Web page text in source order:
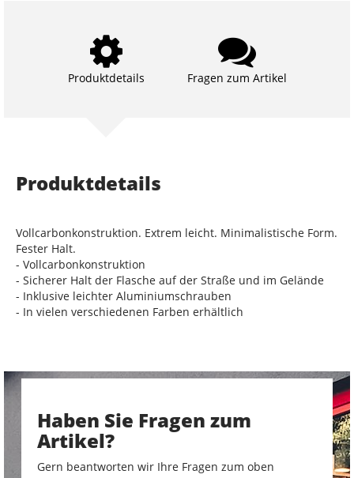
Produktdetails Fragen zum Artikel
Produktdetails
Vollcarbonkonstruktion. Extrem leicht. Minimalistische Form.
Fester Halt.
- Vollcarbonkonstruktion
- Sicherer Halt der Flasche auf der Straße und im Gelände
- Inklusive leichter Aluminiumschrauben
- In vielen verschiedenen Farben erhältlich
Haben Sie Fragen zum
Artikel?
Gern beantworten wir Ihre Fragen zum oben